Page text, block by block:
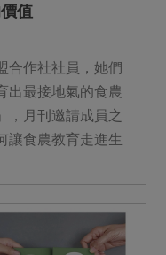
值
合作社社員，她們
出最接地氣的食農
，月刊邀請成員之
讓食農教育走進生